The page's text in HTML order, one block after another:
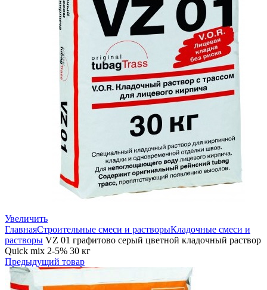
Увеличить
ГлавнаяСтроительные смеси и растворыКладочные смеси и
растворы VZ 01 графитово серый цветной кладочный раствор
Quick mix 2-5% 30 кг
Предыдущий товар